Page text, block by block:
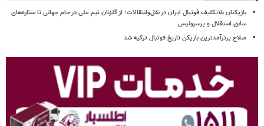
بازیکنان بلاتکلیف فوتبال ایران در نقل‌وانتقالات؛ از گلزنان تیم ملی در جام جهانی تا ستاره‌های
سابق استقلال و پرسپولیس
صلاح پردرآمدترین بازیکن تاریخ فوتبال ترکیه شد